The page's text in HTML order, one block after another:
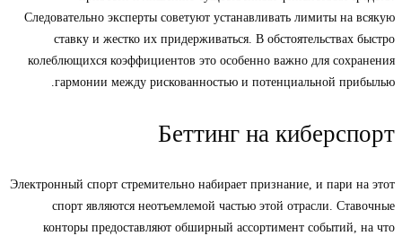
Следовательно эксперты советуют устанавливать лимиты на всякую
ставку и жестко их придерживаться. В обстоятельствах быстро
колеблющихся коэффициентов это особенно важно для сохранения
гармонии между рискованностью и потенциальной прибылью.
Беттинг на киберспорт
Электронный спорт стремительно набирает признание, и пари на этот
спорт являются неотъемлемой частью этой отрасли. Ставочные
конторы предоставляют обширный ассортимент событий, на что